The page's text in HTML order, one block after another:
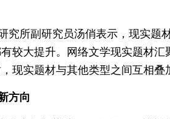
究所副研究员汤俏表示，现实题
较大提升。网络文学现实题材
现实题材与其他类型之间互相叠
方向